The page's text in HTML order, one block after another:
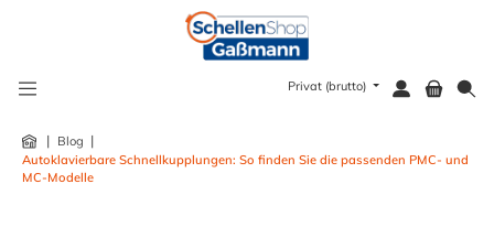
Privat (brutto)
| Blog |
Autoklavierbare Schnellkupplungen: So finden Sie die passenden PMC- und
MC-Modelle